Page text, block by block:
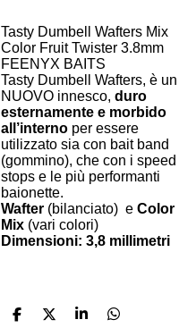
Tasty Dumbell Wafters Mix
Color Fruit Twister 3.8mm
FEENYX BAITS
Tasty Dumbell Wafters, è un
NUOVO innesco, duro
esternamente e morbido
all’interno per essere
utilizzato sia con bait band
(gommino), che con i speed
stops e le più performanti
baionette.
Wafter (bilanciato) e Color
Mix (vari colori)
Dimensioni: 3,8 millimetri
C
C
C
C